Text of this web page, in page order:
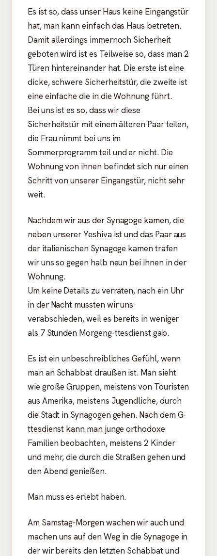
Es ist so, dass unser Haus keine Eingangstür
hat, man kann einfach das Haus betreten.
Damit allerdings immernoch Sicherheit
geboten wird ist es Teilweise so, dass man 2
Türen hintereinander hat. Die erste ist eine
dicke, schwere Sicherheitstür, die zweite ist
eine einfache die in die Wohnung führt.
Bei uns ist es so, dass wir diese
Sicherheitstür mit einem älteren Paar teilen,
die Frau nimmt bei uns im
Sommerprogramm teil und er nicht. Die
Wohnung von ihnen befindet sich nur einen
Schritt von unserer Eingangstür, nicht sehr
weit.
Nachdem wir aus der Synagoge kamen, die
neben unserer Yeshiva ist und das Paar aus
der italienischen Synagoge kamen trafen
wir uns so gegen halb neun bei ihnen in der
Wohnung.
Um keine Details zu verraten, nach ein Uhr
in der Nacht mussten wir uns
verabschieden, weil es bereits in weniger
als 7 Stunden Morgeng-ttesdienst gab.
Es ist ein unbeschreibliches Gefühl, wenn
man an Schabbat draußen ist. Man sieht
wie große Gruppen, meistens von Touristen
aus Amerika, meistens Jugendliche, durch
die Stadt in Synagogen gehen. Nach dem G-
ttesdienst kann man junge orthodoxe
Familien beobachten, meistens 2 Kinder
und mehr, die durch die Straßen gehen und
den Abend genießen.
Man muss es erlebt haben.
Am Samstag-Morgen wachen wir auch und
machen uns auf den Weg in die Synagoge in
der wir bereits den letzten Schabbat und